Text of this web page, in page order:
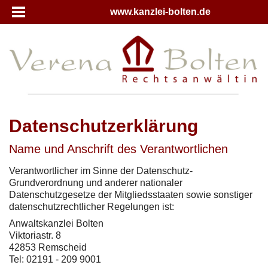
www.kanzlei-bolten.de
Datenschutzerklärung
Name und Anschrift des Verantwortlichen
Verantwortlicher im Sinne der Datenschutz-
Grundverordnung und anderer nationaler
Datenschutzgesetze der Mitgliedsstaaten sowie sonstiger
datenschutzrechtlicher Regelungen ist:
Anwaltskanzlei Bolten
Viktoriastr. 8
42853 Remscheid
Tel: 02191 - 209 9001